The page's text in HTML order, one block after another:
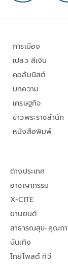
การเมือง
เปลว สีเงิน
คอลัมนิสต์
บทความ
เศรษฐกิจ
ข่าวพระราชสำนัก
หนังสือพิมพ์
ต่างประเทศ
อาชญากรรม
X-CITE
ยานยนต์
สาธารณสุข-คุณภ
บันเทิง
ไทยโพสต์ ทีวี